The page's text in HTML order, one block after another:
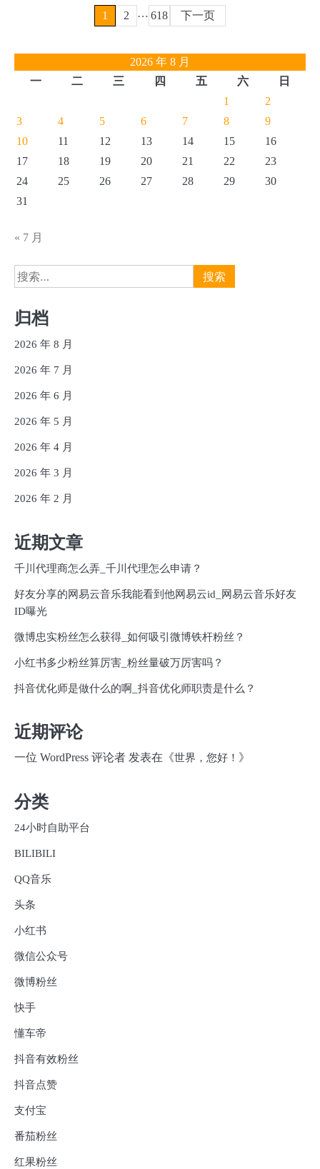
分
1 2 … 618 下一页
2026 年 8 月
一
二 三 四 五 六
日
1
2
3
4 5 6 7 8
9
10
11 12 13 14 15
16
17
18 19 20 21 22
23
24
25 26 27 28 29
30
31
« 7 月
搜
索：
归档
2026 年 8 月
2026 年 7 月
2026 年 6 月
2026 年 5 月
2026 年 4 月
2026 年 3 月
2026 年 2 月
近期文章
千川代理商怎么弄_千川代理怎么申请？
好友分享的网易云音乐我能看到他网易云id_网易云音乐好友
ID曝光
微博忠实粉丝怎么获得_如何吸引微博铁杆粉丝？
小红书多少粉丝算厉害_粉丝量破万厉害吗？
抖音优化师是做什么的啊_抖音优化师职责是什么？
近期评论
一位 WordPress 评论者 发表在《世界，您好！ 》
分类
24小时自助平台
BILIBILI
QQ音乐
头条
小红书
微信公众号
微博粉丝
快手
懂车帝
抖音有效粉丝
抖音点赞
支付宝
番茄粉丝
红果粉丝